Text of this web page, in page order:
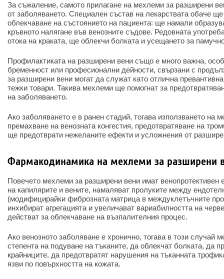
За съжаление, самото прилагане на мехлеми за разширени
от заболяването. Специален състав на лекарствата обаче
облекчаване на състоянието на пациента: ще намали
кръвното налягане във венозните съдове. Редовната
отока на краката, ще облекчи болката и усещането за
Профилактиката на разширени вени също е много важна,
бременност или професионални дейности, свързани с
за разширени вени могат да служат като отлична
тежки товари. Такива мехлеми ще помогнат за
на заболяването.
Ако заболяването е в ранен стадий, тогава използването на
премахване на венозната конгестия, предотвратяване на
ще предотврати нежеланите ефекти и усложнения от
Фармакодинамика на мехлеми за разширени
Повечето мехлеми за разширени вени имат венопротективен
на капилярите и вените, намаляват пролуките между
(модифицирайки фиброзната матрица в междуклетъчните
инхибират агрегацията и увеличават вариабилността на
действат за облекчаване на възпалителния процес.
Ако венозното заболяване е хронично, тогава в този случай
степента на подуване на тъканите, да облекчат болката, да
крайниците, да предотвратят нарушения на тъканната
язви по повърхността на кожата.